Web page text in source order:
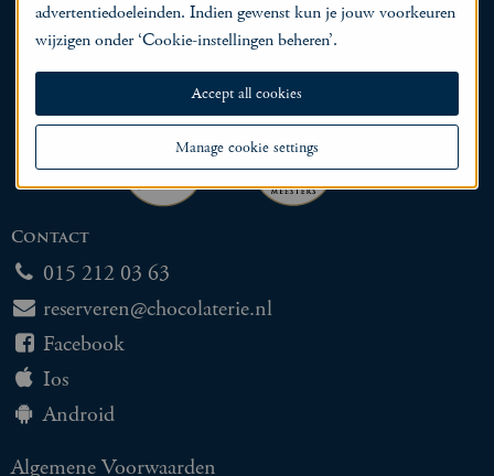
Contact
015 212 03 63
reserveren@chocolaterie.nl
Facebook
Ios
Android
Algemene Voorwaarden
advertentiedoeleinden. Indien gewenst kun je jouw voorkeuren
wijzigen onder ‘Cookie-instellingen beheren’.
Accept all cookies
Manage cookie settings